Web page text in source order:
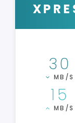
30
MB/S
15
MB/S